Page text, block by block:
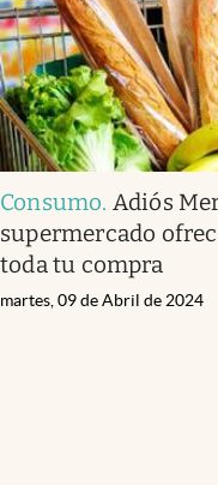
Consumo. Adiós
supermercado
toda tu compra
martes, 09 de Abril de 2024